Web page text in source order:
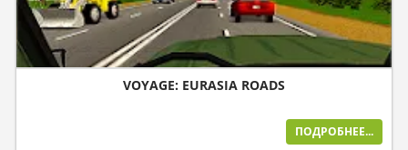
VOYAGE: EURASIA ROADS
ПОДРОБНЕЕ...